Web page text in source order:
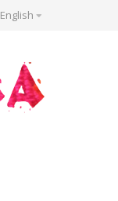
English